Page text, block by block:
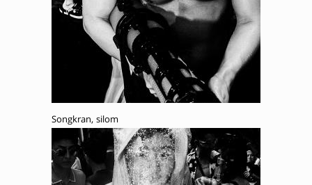
Songkran, silom